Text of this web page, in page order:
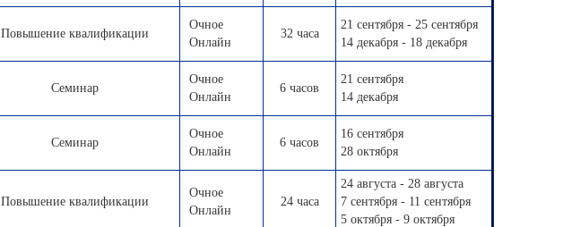
Повышение квалификации
Очное
Онлайн
32 часа
21 сентября - 25 сентября
14 декабря - 18 декабря
Семинар
Очное
Онлайн
6 часов
21 сентября
14 декабря
Семинар
Очное
Онлайн
6 часов
16 сентября
28 октября
Повышение квалификации
Очное
Онлайн
24 часа
24 августа - 28 августа
7 сентября - 11 сентября
5 октября - 9 октября